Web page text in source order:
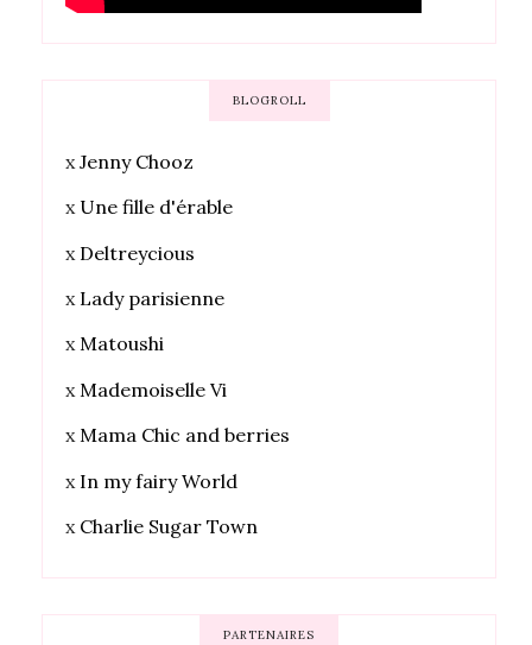
BLOGROLL
x Jenny Chooz
x Une fille d'érable
x Deltreycious
x Lady parisienne
xMatoushi
x Mademoiselle Vi
xMama Chic and berries
x In my fairy World
x Charlie Sugar Town
PARTENAIRES